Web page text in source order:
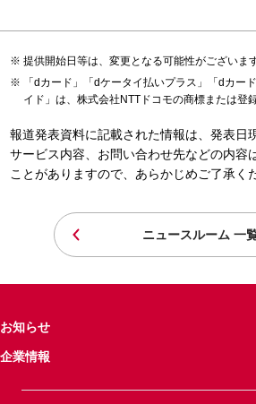
提供開始日等は、変更となる可能性がございます
「dカード」「dケータイ払いプラス」「dカー
イド」は、株式会社NTTドコモの商標または登
報道発表資料に記載された情報は、発表日
サービス内容、お問い合わせ先などの内容
ことがありますので、あらかじめご了承く
ニュースルーム 一
お知らせ
企業情報